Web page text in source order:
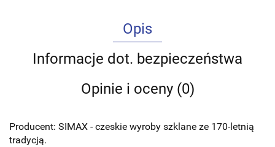
Opis
Informacje dot. bezpieczeństwa
Opinie i oceny (0)
Producent: SIMAX - czeskie wyroby szklane ze 170-letnią
tradycją.